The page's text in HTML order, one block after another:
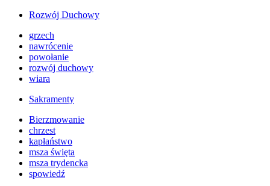
Rozwój Duchowy
grzech
nawrócenie
powołanie
rozwój duchowy
wiara
Sakramenty
Bierzmowanie
chrzest
kapłaństwo
msza święta
msza trydencka
spowiedź